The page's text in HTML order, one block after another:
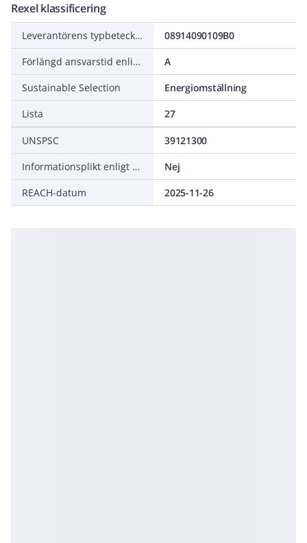
Rexel klassificering
Leverantörens typbeteckning
08914090109B0
Förlängd ansvarstid enligt ALEM-09
A
Sustainable Selection
Energiomställning
Lista
27
UNSPSC
39121300
Informationsplikt enligt REACH
Nej
REACH-datum
2025-11-26